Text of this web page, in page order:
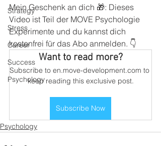
Strategy
Stress
Career
Success
Psychology
Mein Geschenk an dich 🎁: Dieses
Video ist Teil der MOVE Psychologie
Experimente und du kannst dich
kostenfrei für das Abo anmelden. 👇
Want to read more?
Subscribe to en.move-development.com to
keep reading this exclusive post.
Subscribe Now
Psychology